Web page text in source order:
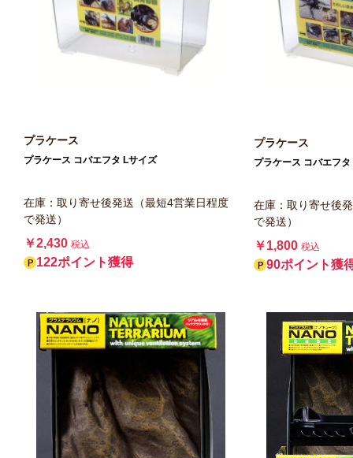
プラケース
プラケース コバエフタ Lサイズ
在庫：取り寄せ後発送（最短4営業日程度
で発送）
￥2,430 税込
122ポイント獲得
プラケース
プラケース コバエフ
在庫：取り寄せ後
で発送）
￥1,800 税込
90ポイント獲